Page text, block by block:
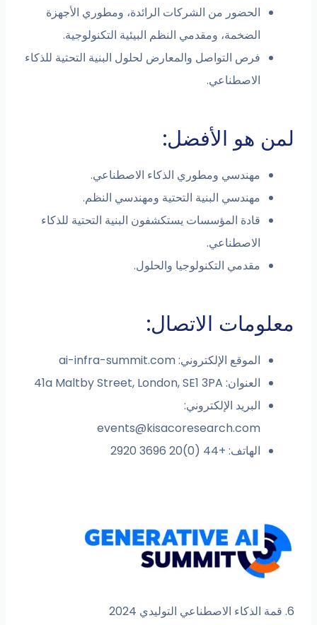
الحضور من الشركات الرائدة، ومطوري الأجهزة
الضخمة، ومقدمي النظم البيئية التكنولوجية.
فرص التواصل والمعارض لحلول البنية التحتية للذكاء
الاصطناعي.
لمن هو الأفضل:
مهندسي ومطوري الذكاء الاصطناعي.
مهندسي البنية التحتية ومهندسي النظم.
قادة المؤسسات يستكشفون البنية التحتية للذكاء
الاصطناعي.
مقدمي التكنولوجيا والحلول.
معلومات الاتصال:
الموقع الإلكتروني: ai-infra-summit.com
العنوان: 41a Maltby Street, London, SE1 3PA
البريد الإلكتروني:
events@kisacoresearch.com
الهاتف: +44 (0)20 3696 2920
6. قمة الذكاء الاصطناعي التوليدي 2024